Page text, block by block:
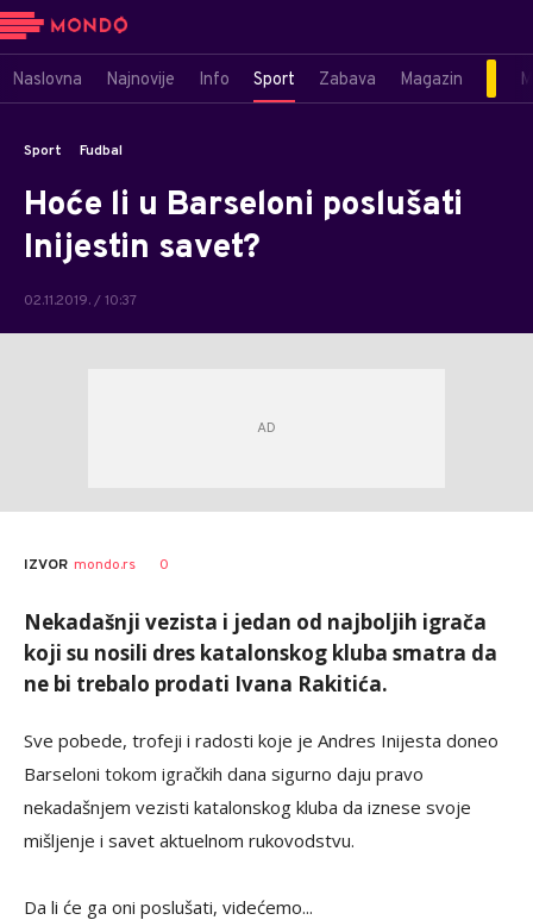
Naslovna Najnovije Info Sport Zabava Magazin
Sport Fudbal
Hoće li u Barseloni poslušati
Inijestin savet?
02.11.2019. / 10:37
IZVOR mondo.rs 0
Nekadašnji vezista i jedan od najboljih igrača
koji su nosili dres katalonskog kluba smatra da
ne bi trebalo prodati Ivana Rakitića.
Sve pobede, trofeji i radosti koje je Andres Inijesta doneo
Barseloni tokom igračkih dana sigurno daju pravo
nekadašnjem vezisti katalonskog kluba da iznese svoje
mišljenje i savet aktuelnom rukovodstvu.
Da li će ga oni poslušati, videćemo...